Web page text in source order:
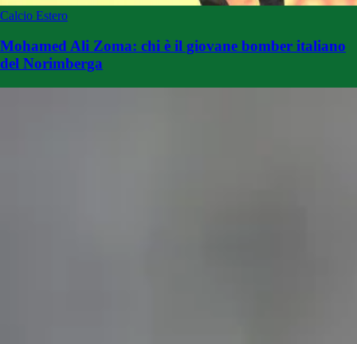
Calcio Estero
Mohamed Ali Zoma: chi è il giovane bomber italiano
del Norimberga